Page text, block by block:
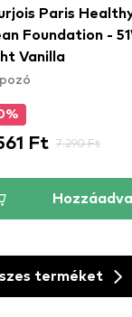
Paris
Foundation -
Vanilla
Ft 7.290 Ft
Hozzáadva
terméket